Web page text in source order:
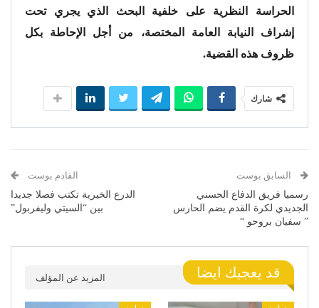
الحراسة النظرية على خلفية البحث الذي يجري تحت
إشراف النيابة العامة المختصة، من أجل الإحاطة بكل
ظروف هذه القضية.
شارك
السابق بوست
رسميا فريق الدفاع الحسني
الجديدي لكرة القدم يضم الحارس
” سفيان بروحو “
القادم بوست
الدرع الخيرية تكتب فصلا جديدا
بين “السيتي وليفربول”
قد يعجبك ايضا المزيد عن المؤلف